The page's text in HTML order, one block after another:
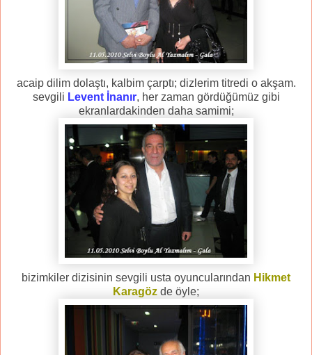
acaip dilim dolaştı, kalbim çarptı; dizlerim titredi o akşam.
sevgili Levent İnanır, her zaman gördüğümüz gibi
ekranlardakinden daha samimi;
bizimkiler dizisinin sevgili usta oyuncularından Hikmet
Karagöz de öyle;